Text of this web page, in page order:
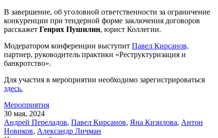
В завершение, об уголовной ответственности за ограничение
конкуренции при тендерной форме заключения договоров
расскажет Генрих Пушилин, юрист Коллегии.
Модератором конференции выступит Павел Кирсанов,
партнер, руководитель практики «Реструктуризация и
банкротство».
Для участия в мероприятии необходимо зарегистрироваться
здесь.
Мероприятия
30 мая, 2024
Андрей Переладов, Павел Кирсанов, Яна Кизилова, Антон
Новиков, Александр Личман